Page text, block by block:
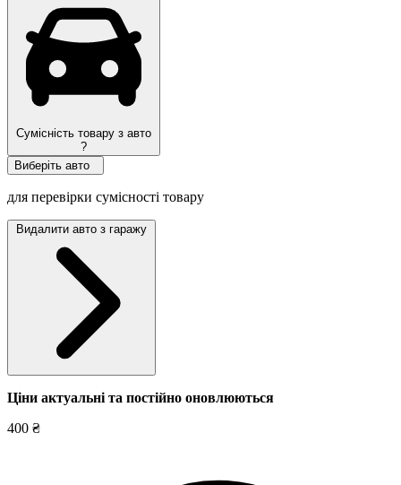
Сумісність товару з авто
?
Виберіть авто
для перевірки сумісності товару
Видалити авто з гаражу
Ціни актуальні та постійно оновлюються
400 ₴